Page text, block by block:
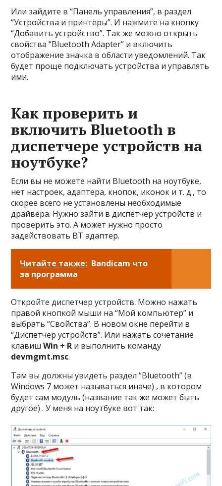
Или зайдите в “Панель управления”, в раздел
“Устройства и принтеры”. И нажмите на кнопку
“Добавить устройство”. Так же можно открыть
свойства “Bluetooth Adapter” и включить
отображение значка в области уведомлений. Так
будет проще подключать устройства и управлять
ими.
Как проверить и
включить Bluetooth в
диспетчере устройств на
ноутбуке?
Если вы не можете найти Bluetooth на ноутбуке,
нет настроек, адаптера, кнопок, иконок и т. д., то
скорее всего не установлены необходимые
драйвера. Нужно зайти в диспетчер устройств и
проверить это. А может нужно просто
задействовать BT адаптер.
Читайте также: Bandicam что
за программа
Откройте диспетчер устройств. Можно нажать
правой кнопкой мыши на “Мой компьютер” и
выбрать “Свойства”. В новом окне перейти в
“Диспетчер устройств”. Или нажать сочетание
клавишWin + R и выполнить команду
devmgmt.msc.
Там вы должны увидеть раздел “Bluetooth” (в
Windows 7 может называться иначе) , в котором
будет сам модуль (название так же может быть
другое) . У меня на ноутбуке вот так: